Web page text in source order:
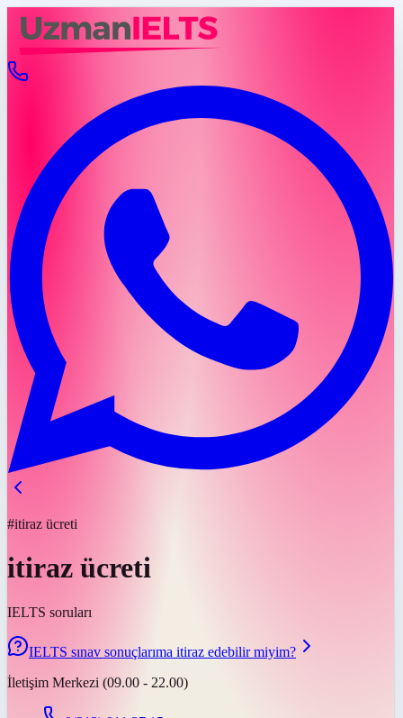
#itiraz ücreti
itiraz ücreti
IELTS soruları
IELTS sınav sonuçlarıma itiraz edebilir miyim?
İletişim Merkezi (09.00 - 22.00)